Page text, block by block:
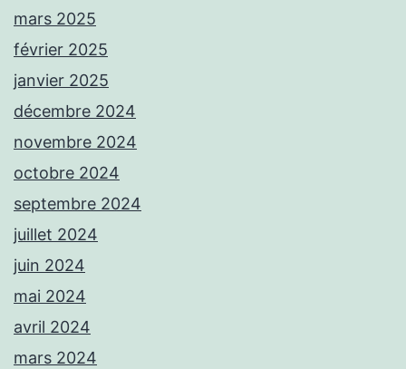
mars 2025
février 2025
janvier 2025
décembre 2024
novembre 2024
octobre 2024
septembre 2024
juillet 2024
juin 2024
mai 2024
avril 2024
mars 2024